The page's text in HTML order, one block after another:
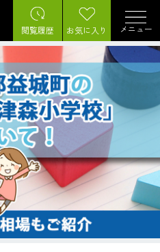
閲覧履歴 お気に入り メニュー